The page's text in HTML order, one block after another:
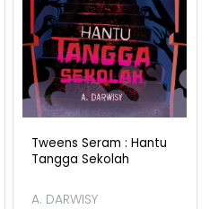
RM 15.00
Add To Cart